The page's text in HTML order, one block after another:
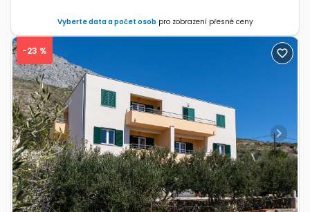
Vyberte data a počet osob pro zobrazení přesné ceny
Previous Next
-23 %